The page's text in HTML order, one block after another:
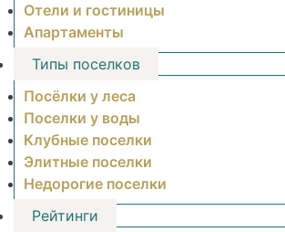
Отели и гостиницы
Апартаменты
Типы поселков
Посёлки у леса
Поселки у воды
Клубные поселки
Элитные поселки
Недорогие поселки
Рейтинги